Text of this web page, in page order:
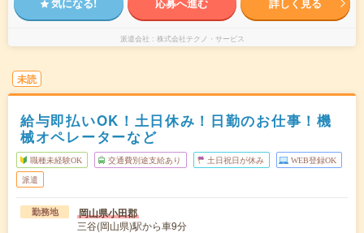
気になる! 応募へ進む 詳しく見る
派遣会社 株式会社テクノ・サービス
未読
給与即払いOK！土日休み！日勤のお仕事！機
械オペレーターなど
職種未経験OK 交通費別途支給あり 土日祝日が休み WEB登録OK
派遣
勤務地 岡山県小田郡
三谷(岡山県)駅から車9分